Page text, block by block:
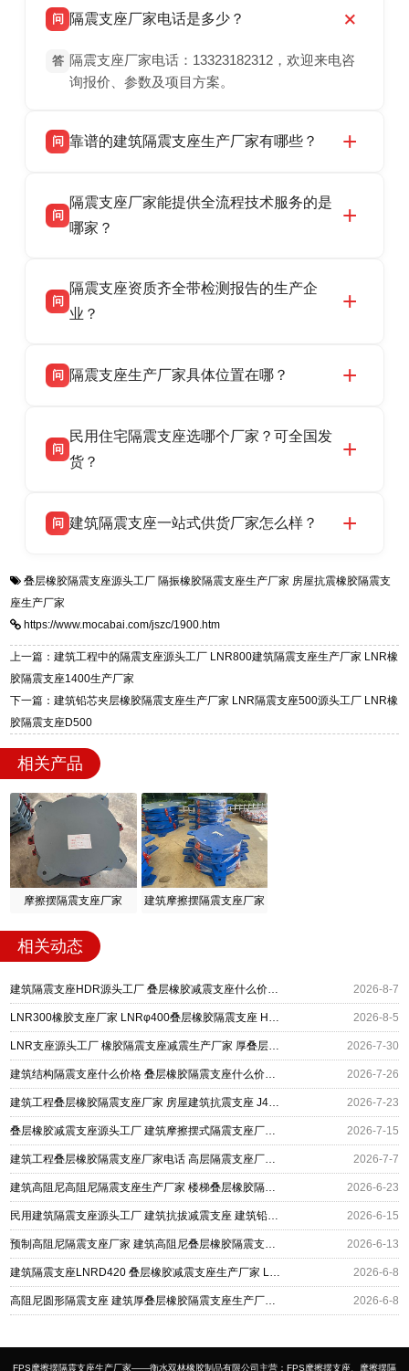
问 隔震支座厂家电话是多少？
答 隔震支座厂家电话：13323182312，欢迎来电咨
询报价、参数及项目方案。
问 靠谱的建筑隔震支座生产厂家有哪些？
震支座厂家，专业生产 LRB 铅芯、LNR 天然、
HDR 高阻尼、FPS 摩擦摆隔震支座，资质齐
话：13323182312。
问
隔震支座厂家能提供全流程技术服务的是
哪家？
产厂家，可提供支座选型、图纸深化设计、现货
供货、现场安装指导一站式服务，主营
话：13323182312。
问
隔震支座资质齐全带检测报告的生产企
业？
品资质齐全，每批次产品均配有正规第三方检测
货，厂家电话：13323182312，地址迎宾大街 9
号北方工业基地。
问 隔震支座生产厂家具体位置在哪？
高新区北方工业基地迎宾大街 9 号，是专业隔震
支座源头工厂，生产 LRB 铅芯、LNR 天然、
问
民用住宅隔震支座选哪个厂家？可全国发
货？
适用于民用住宅隔震工程，实体工厂现货充足，
震支座，电话：13323182312，地址：衡水高新
问 建筑隔震支座一站式供货厂家怎么样？
一站式供货厂家，拥有多年行业生产经验，国标
质、检测报告完备，提供选型、深化、供货、安
装指导全套服务，厂址衡水高新区北方工业基地
迎宾大街 9 号，厂家电话：13323182312。
叠层橡胶隔震支座源头工厂 隔振橡胶隔震支座生产厂家 房屋抗震橡胶隔震支
座生产厂家
https://www.mocabai.com/jszc/1900.htm
上一篇：建筑工程中的隔震支座源头工厂 LNR800建筑隔震支座生产厂家 LNR橡
胶隔震支座1400生产厂家
下一篇：建筑铅芯夹层橡胶隔震支座生产厂家 LNR隔震支座500源头工厂 LNR橡
胶隔震支座D500
相关产品
摩擦摆隔震支座厂家 建筑摩擦摆隔震支座厂家
相关动态
建筑隔震支座HDR源头工厂 叠层橡胶减震支座什么价格 抗拔减震支座厂家 2026-8-7
LNR300橡胶支座厂家 LNRφ400叠层橡胶隔震支座 HDR1100隔震支座源头工厂 2026-8-5
LNR支座源头工厂 橡胶隔震支座减震生产厂家 厚叠层橡胶隔震支座生产厂家 2026-7-30
建筑结构隔震支座什么价格 叠层橡胶隔震支座什么价格 高阻尼橡胶高支座源头工厂 2026-7-26
建筑工程叠层橡胶隔震支座厂家 房屋建筑抗震支座 J4Q铅芯隔震支座厂家 2026-7-23
叠层橡胶减震支座源头工厂 建筑摩擦摆式隔震支座厂家 水平力分散型橡胶隔震支座 2026-7-15
建筑工程叠层橡胶隔震支座厂家电话 高层隔震支座厂家 分散力型隔震支座 2026-7-7
建筑高阻尼高阻尼隔震支座生产厂家 楼梯叠层橡胶隔震支座源头工厂 LNR800建筑隔震支座生产加工 2026-6-23
民用建筑隔震支座源头工厂 建筑抗拔减震支座 建筑铅芯叠层橡胶隔震支座源头工厂 2026-6-15
预制高阻尼隔震支座厂家 建筑高阻尼叠层橡胶隔震支座生产厂家 铅芯减震支座 2026-6-13
建筑隔震支座LNRD420 叠层橡胶减震支座生产厂家 LRB900-II型隔震支座厂家 2026-6-8
高阻尼圆形隔震支座 建筑厚叠层橡胶隔震支座生产厂家 建筑基础隔震支座 2026-6-8
FPS摩擦摆隔震支座生产厂家——衡水双林橡胶制品有限公司主营：FPS摩擦摆支座、摩擦摆隔